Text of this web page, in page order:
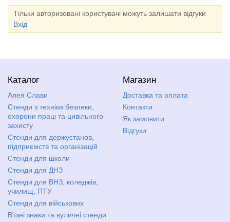
Тільки авторизовані користувачі можуть залишати відгуки
Вхід
Каталог
Алея Слави
Стенди з техніки безпеки,
охорони праці та цивільного
захисту
Стенди для держустанов,
підприємств та організацій
Стенди для школи
Стенди для ДНЗ
Стенди для ВНЗ, коледжів,
училищ, ПТУ
Стенди для військових
В'їзні знаки та вуличні стенди
Магазин
Доставка та оплата
Контакти
Як замовити
Відгуки